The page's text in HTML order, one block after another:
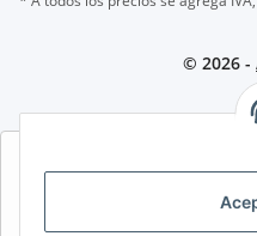
© 2026 -
AFATEK INTERNATIONAL –